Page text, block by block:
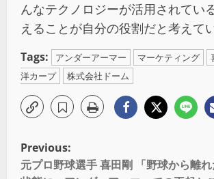
んなテクノロジーが活用されてい
えることが自分の役割だと考えて
Tags: アンダーアーマー マーケティング
洋カープ
株式会社ドーム
Previous:
元プロ野球選手 喜田剛 「野球から離